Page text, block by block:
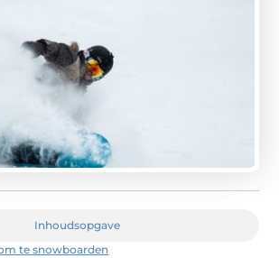
Inhoudsopgave
te snowboarden